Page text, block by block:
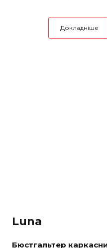
Докладніше
Luna
Бюстгальтер